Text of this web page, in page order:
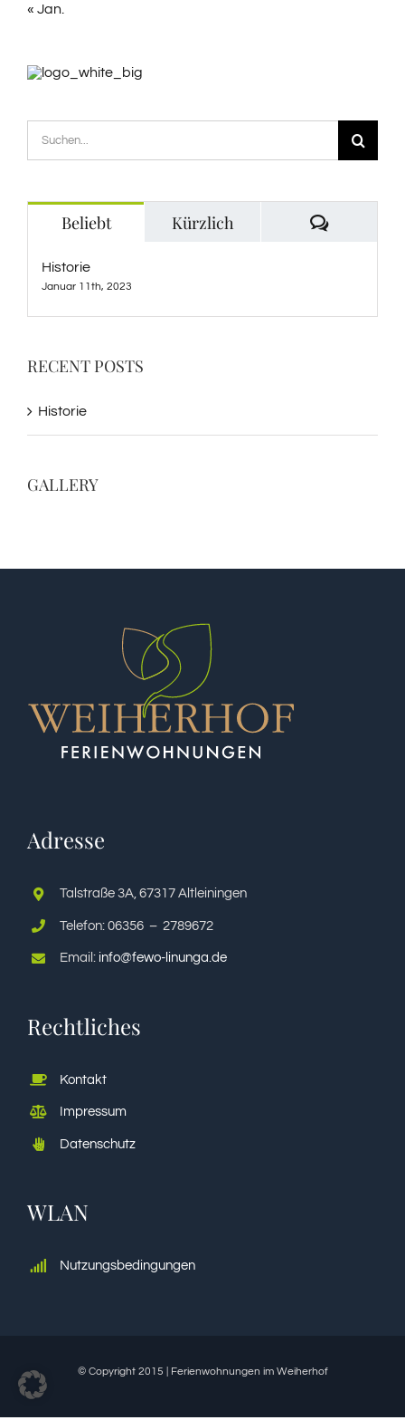
« Jan.
Suche
nach:
Beliebt Kürzlich
Historie
Januar 11th, 2023
RECENT POSTS
Historie
GALLERY
Adresse
Talstraße 3A, 67317 Altleiningen
Telefon: 06356 – 2789672
Email: info@fewo-linunga.de
Rechtliches
Kontakt
Impressum
Datenschutz
WLAN
Nutzungsbedingungen
© Copyright 2015 | Ferienwohnungen im Weiherhof